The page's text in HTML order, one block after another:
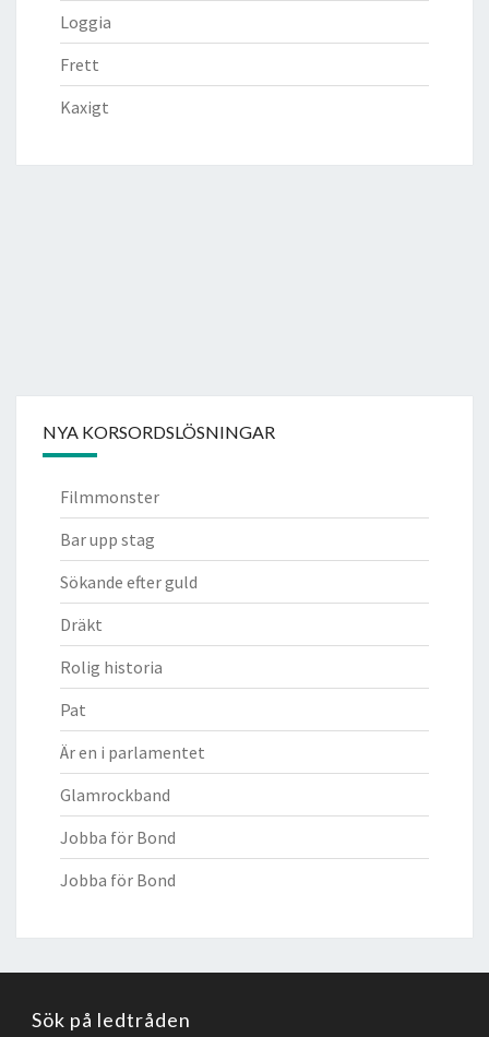
Loggia
Frett
Kaxigt
NYA KORSORDSLÖSNINGAR
Filmmonster
Bar upp stag
Sökande efter guld
Dräkt
Rolig historia
Pat
Är en i parlamentet
Glamrockband
Jobba för Bond
Jobba för Bond
Sök på ledtråden